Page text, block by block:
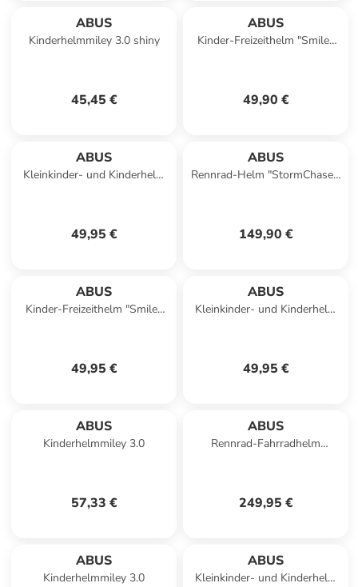
ABUS
Kinderhelmmiley 3.0 shiny
45,45 €
ABUS
Kinder-Freizeithelm "Smiley
49,90 €
ABUS
Kleinkinder- und Kinderhelm
49,95 €
ABUS
Rennrad-Helm "StormChaser"
149,90 €
ABUS
Kinder-Freizeithelm "Smiley
49,95 €
ABUS
Kleinkinder- und Kinderhelm
49,95 €
ABUS
Kinderhelmmiley 3.0
57,33 €
ABUS
Rennrad-Fahrradhelm
249,95 €
ABUS
Kinderhelmmiley 3.0
ABUS
Kleinkinder- und Kinderhelm